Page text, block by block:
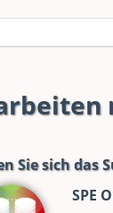
Sie sich das
SPE